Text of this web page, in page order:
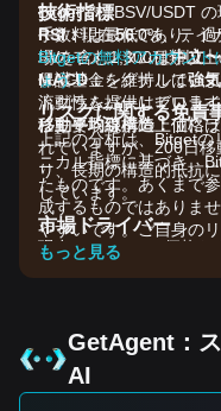
技術指標
RSI：現在56であり、
場のモメンタムは中立
MACD：シグナルは強
トグラムバーはゼロラ
移動平均線構造：価格
れていますが、200日
り、長期の構造的抵抗
しています。
市場ドライバー
現在のBitcoin SV価格
チェーン上の取引量の
す。
エコシステムの発展：
BitgetではBSV/USDT
手数料は最低0%、テイ
SVを含む1,300種類以
保護基金を維持してい
流動性を提供していま
に主要取引所の上位に
Bitgetの無料アカウント
ょう！
リスクに関する免責
上記の分析は、Bitget
ニカル指標に基づき、
たものです。あくまで
成するものではありま
やすいです。ご自身の
断を行ってください。
もっと見る
GetAgent：
AI